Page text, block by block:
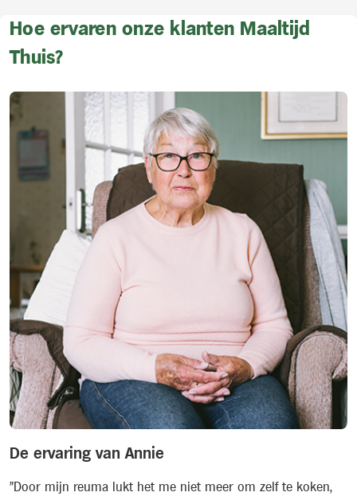
Hoe ervaren onze klanten Maaltijd
Thuis?
De ervaring van Annie
"Door mijn reuma lukt het me niet meer om zelf te koken,